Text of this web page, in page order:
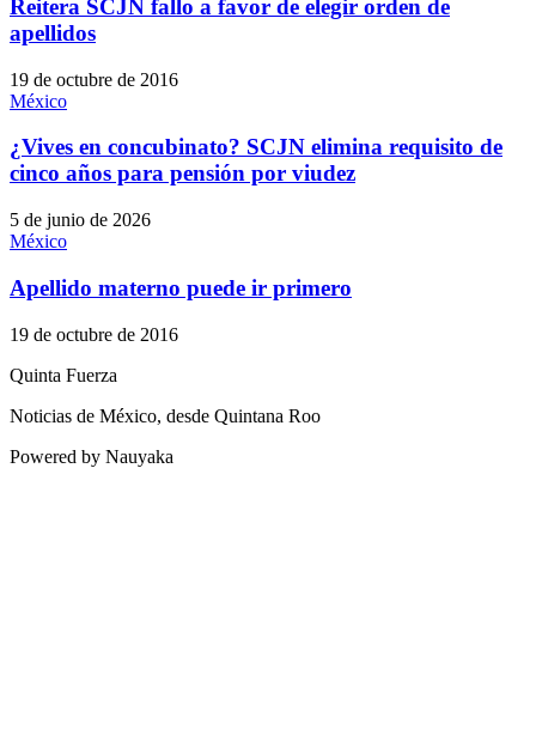
Reitera SCJN fallo a favor de elegir orden de
apellidos
19 de octubre de 2016
México
¿Vives en concubinato? SCJN elimina requisito de
cinco años para pensión por viudez
5 de junio de 2026
México
Apellido materno puede ir primero
19 de octubre de 2016
Quinta Fuerza
Noticias de México, desde Quintana Roo
Powered by Nauyaka